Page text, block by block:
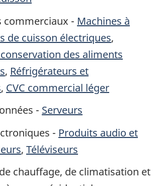
commerciaux - Machines à
de cuisson électriques,
des aliments
, Réfrigérateurs et
, CVC commercial léger
- Serveurs
- Produits audio et
, Téléviseurs
chauffage, de climatisation et